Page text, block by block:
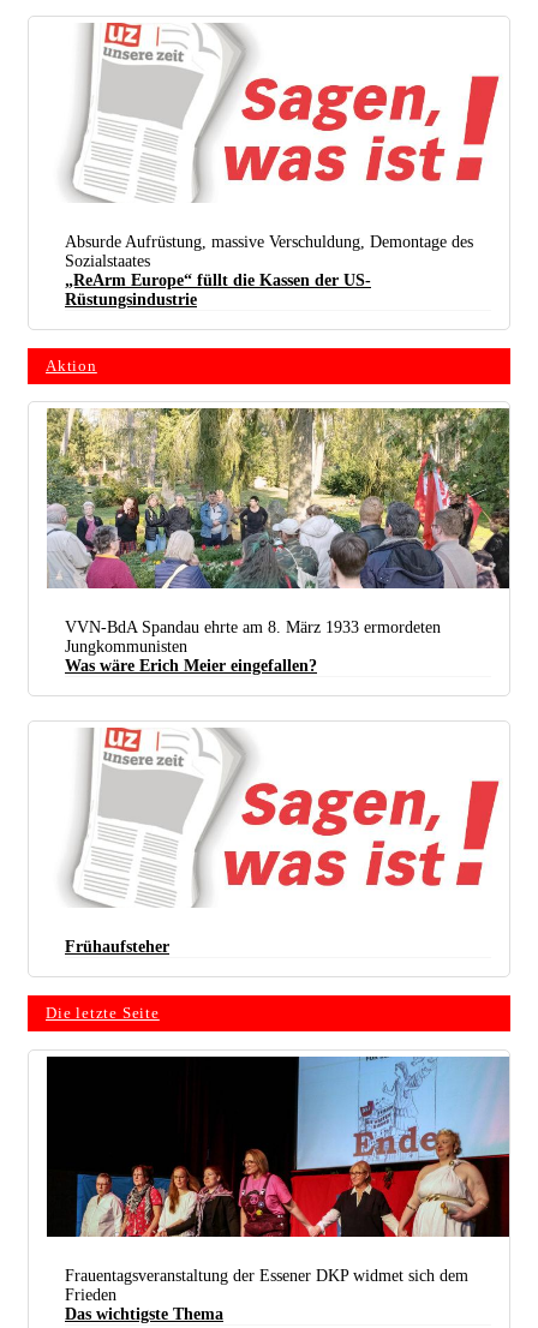
Heinrich Mann in seinen Münchner Jahren (1894 – 1899) (Foto: gemeinfrei)
Absurde Aufrüstung, massive Verschuldung, Demontage des
Sozialstaates
„ReArm Europe“ füllt die Kassen der US-
Rüstungsindustrie
Aktion
(Foto: DKP Berlin)
VVN-BdA Spandau ehrte am 8. März 1933 ermordeten
Jungkommunisten
Was wäre Erich Meier eingefallen?
Frühaufsteher
Die letzte Seite
Frauentagsveranstaltung der Essener DKP widmet sich dem
Frieden
Das wichtigste Thema